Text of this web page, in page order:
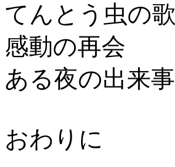
てんとう虫の歌
感動の再会
ある夜の出来事
おわりに